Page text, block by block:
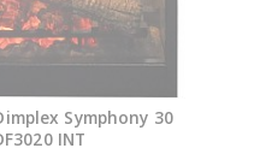
Symphony 30
INT